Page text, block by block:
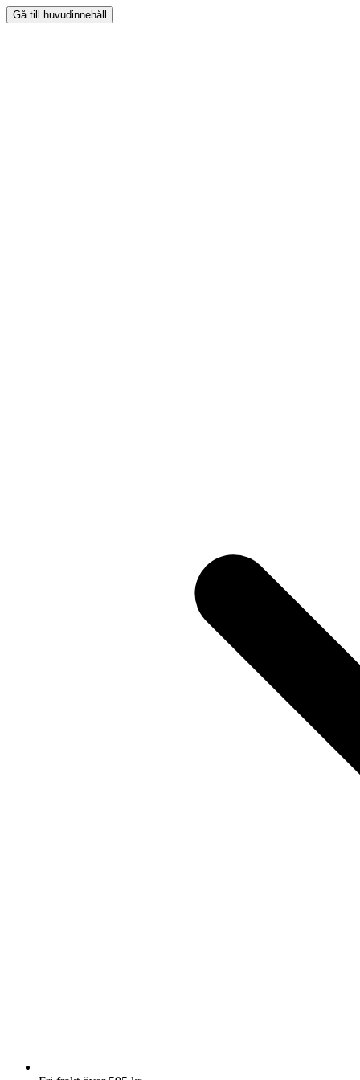
Gå till huvudinnehåll